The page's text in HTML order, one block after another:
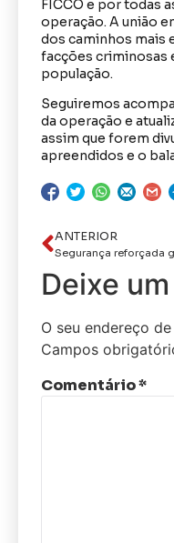
FICCO e por todas
operação. A união
dos caminhos mais
facções criminosas
população.
Seguiremos
da operação e
assim que forem
apreendidos e o
ANTERIOR
Deixe
O seu endereço
Campos
Comentário*